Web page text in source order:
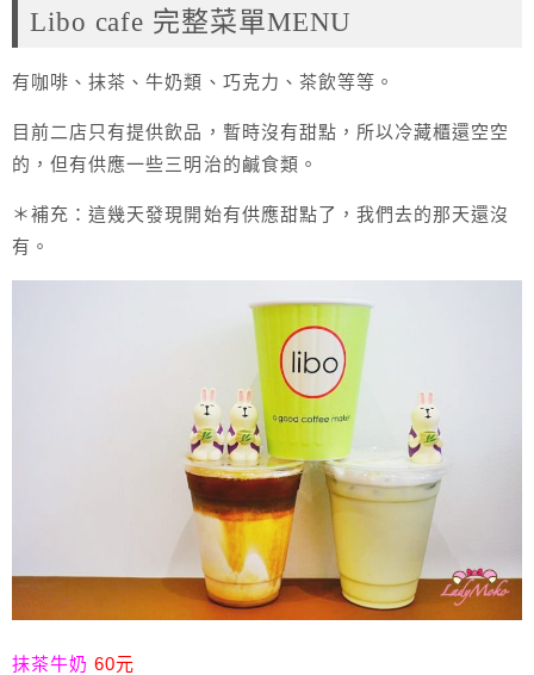
Libo cafe 完整菜單MENU
有咖啡、抹茶、牛奶類、巧克力、茶飲等等。
目前二店只有提供飲品，暫時沒有甜點，所以冷藏櫃還空空
的，但有供應一些三明治的鹹食類。
＊補充：這幾天發現開始有供應甜點了，我們去的那天還沒
有。
抹茶牛奶 60元